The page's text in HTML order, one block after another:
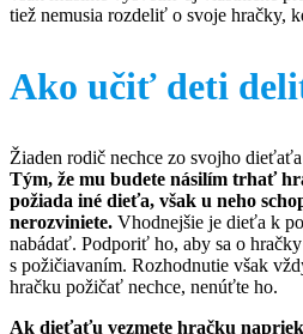
tiež nemusia rozdeliť o svoje hračky,
Ako učiť deti
Žiaden rodič nechce zo svojho
Tým, že mu budete násilím trhať
požiada iné dieťa, však u neho
nerozviniete. Vhodnejšie je dieťa k
nabádať. Podporiť ho, aby sa o
s požičiavaním. Rozhodnutie však
hračku požičať nechce, nenúťte ho.
Ak dieťaťu vezmete hračku